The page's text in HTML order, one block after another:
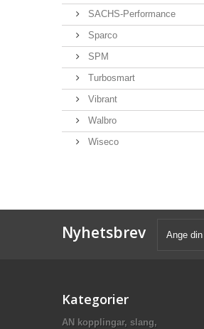
SACHS-Performance
Sparco
SPM
Turbosmart
Vibrant
Walbro
Wiseco
Nyhetsbrev
Kategorier
AN kopplingar, slang,